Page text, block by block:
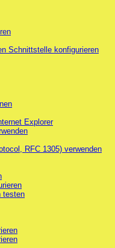
Schnittstelle konfigurieren
Explorer
RFC 1305) verwenden
testen